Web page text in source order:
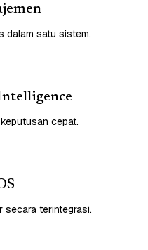
dalam satu sistem.
cepat.
secara terintegrasi.